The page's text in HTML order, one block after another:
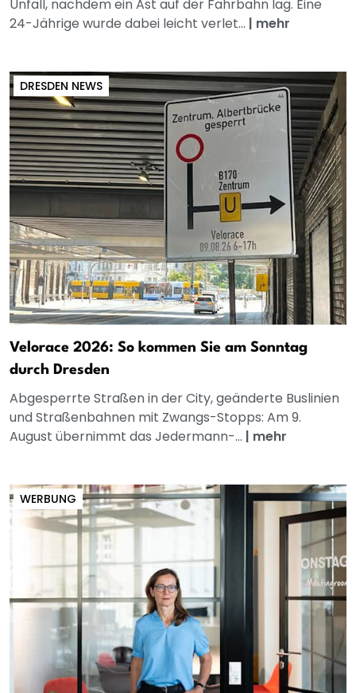
Unfall, nachdem ein Ast auf der Fahrbahn lag. Eine
24-Jährige wurde dabei leicht verlet... | mehr
DRESDEN NEWS
Velorace 2026: So kommen Sie am Sonntag
durch Dresden
Abgesperrte Straßen in der City, geänderte Buslinien
und Straßenbahnen mit Zwangs-Stopps: Am 9.
August übernimmt das Jedermann-... | mehr
WERBUNG